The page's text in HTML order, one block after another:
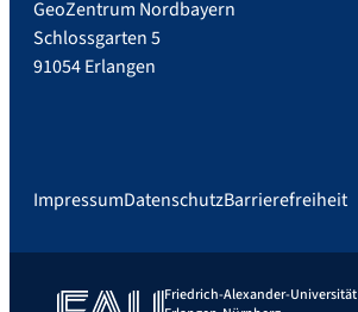
GeoZentrum Nordbayern
Schlossgarten 5
91054 Erlangen
ImpressumDatenschutzBarrierefreiheit
Friedrich-Alexander-Universität